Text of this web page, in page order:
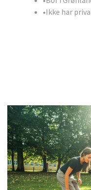
Ikke har
fri adgang til
naturligvis det,